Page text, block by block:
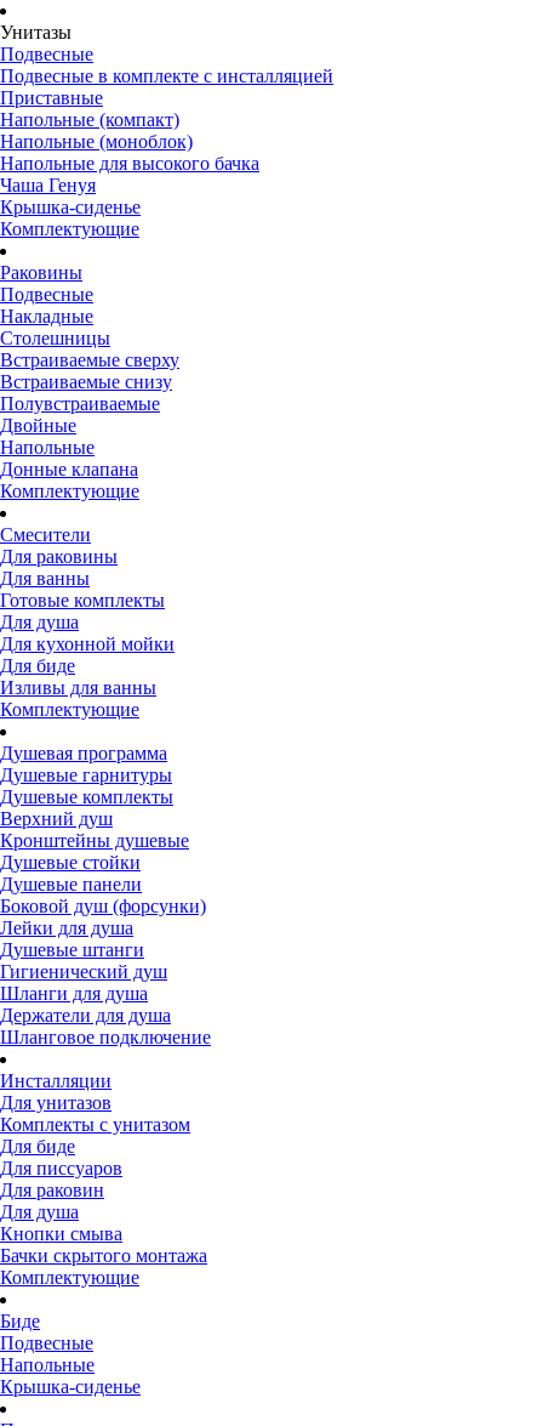
Унитазы
Подвесные
Подвесные в комплекте с инсталляцией
Приставные
Напольные (компакт)
Напольные (моноблок)
Напольные для высокого бачка
Чаша Генуя
Крышка-сиденье
Комплектующие
Раковины
Подвесные
Накладные
Столешницы
Встраиваемые сверху
Встраиваемые снизу
Полувстраиваемые
Двойные
Напольные
Донные клапана
Комплектующие
Смесители
Для раковины
Для ванны
Готовые комплекты
Для душа
Для кухонной мойки
Для биде
Изливы для ванны
Комплектующие
Душевая программа
Душевые гарнитуры
Душевые комплекты
Верхний душ
Кронштейны душевые
Душевые стойки
Душевые панели
Боковой душ (форсунки)
Лейки для душа
Душевые штанги
Гигиенический душ
Шланги для душа
Держатели для душа
Шланговое подключение
Инсталляции
Для унитазов
Комплекты с унитазом
Для биде
Для писсуаров
Для раковин
Для душа
Кнопки смыва
Бачки скрытого монтажа
Комплектующие
Биде
Подвесные
Напольные
Крышка-сиденье